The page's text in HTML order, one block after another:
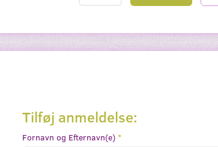
Tilføj anmeldelse:
Fornavn og Efternavn(e)